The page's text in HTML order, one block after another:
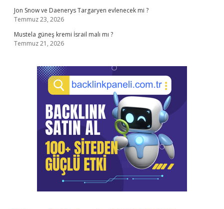
Jon Snow ve Daenerys Targaryen evlenecek mi ?
Temmuz 23, 2026
Mustela güneş kremi İsrail malı mı ?
Temmuz 21, 2026